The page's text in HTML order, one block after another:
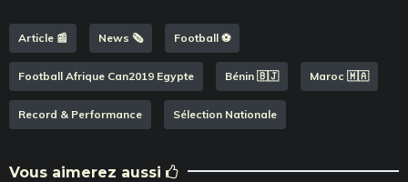
Article 📰 News 🗞️ Football ⚽️
Football Afrique Can2019 Egypte Bénin 🇧🇯 Maroc 🇲🇦
Record & Performance Sélection Nationale
Vous aimerez aussi